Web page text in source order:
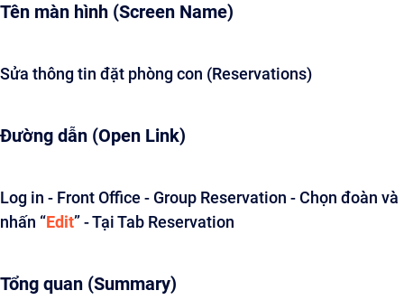
Tên màn hình (Screen Name)
Sửa thông tin đặt phòng con (Reservations)
Đường dẫn (Open Link)
Log in - Front Office - Group Reservation - Chọn đoàn và
nhấn “Edit” - Tại Tab Reservation
Tổng quan (Summary)